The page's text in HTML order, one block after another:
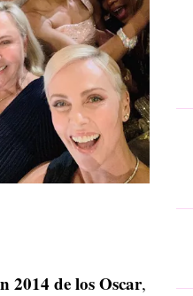
2014 de los Oscar,